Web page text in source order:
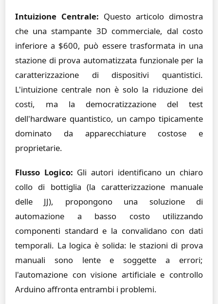
Intuizione Centrale: Questo articolo dimostra
che una stampante 3D commerciale, dal costo
inferiore a $600, può essere trasformata in una
stazione di prova automatizzata funzionale per la
caratterizzazione di dispositivi quantistici.
L'intuizione centrale non è solo la riduzione dei
costi, ma la democratizzazione del test
dell'hardware quantistico, un campo tipicamente
dominato da apparecchiature costose e
proprietarie.
Flusso Logico: Gli autori identificano un chiaro
collo di bottiglia (la caratterizzazione manuale
delle JJ), propongono una soluzione di
automazione a basso costo utilizzando
componenti standard e la convalidano con dati
temporali. La logica è solida: le stazioni di prova
manuali sono lente e soggette a errori;
l'automazione con visione artificiale e controllo
Arduino affronta entrambi i problemi.